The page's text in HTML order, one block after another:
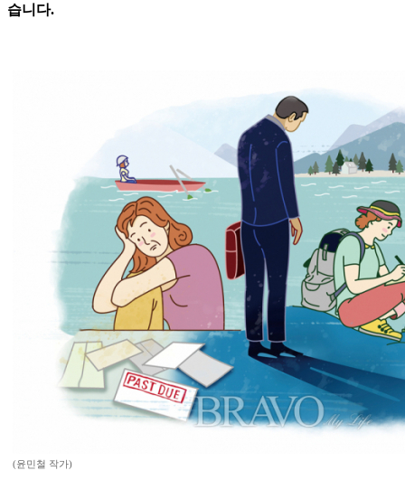
습니다.
(윤민철 작가)